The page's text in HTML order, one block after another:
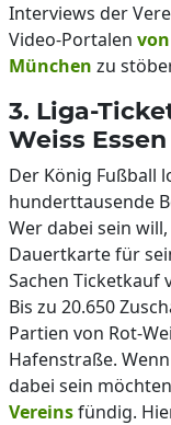
Interviews der
Video-Portalen
München zu
3. Liga-
Weiss
Der König Fußball
hunderttausende
Wer dabei sein
Dauertkarte für
Sachen Ticketkauf
Bis zu 20.650
Partien von Rot-
Hafenstraße.
dabei sein
Vereinsfündig.